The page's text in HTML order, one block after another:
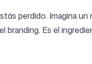
perdido. Imagina
branding. Es el